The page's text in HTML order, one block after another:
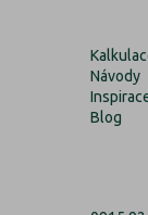
Návody
Blog